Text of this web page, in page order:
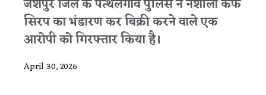
जशपुर जिले के पत्थलगांव पुलिस ने नशीला कफ
सिरप का भंडारण कर बिक्री करने वाले एक
आरोपी को गिरफ्तार किया है।
April 30, 2026